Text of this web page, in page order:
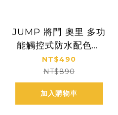
JUMP 將門 奧里 多功
能觸控式防水配色款
機車滑雪手套
NT$490
NT$890
加入購物車